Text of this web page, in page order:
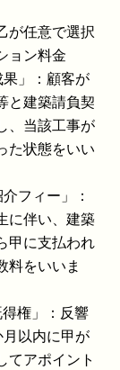
意で選択
ョン料金
果」：顧客が
と建築請負契
、当該工事が
た状態をいい
介フィー」：
に伴い、建築
甲に支払われ
料をいいま
得権」：反響
以内に甲が
てアポイント